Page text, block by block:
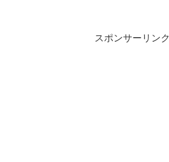
スポンサーリンク